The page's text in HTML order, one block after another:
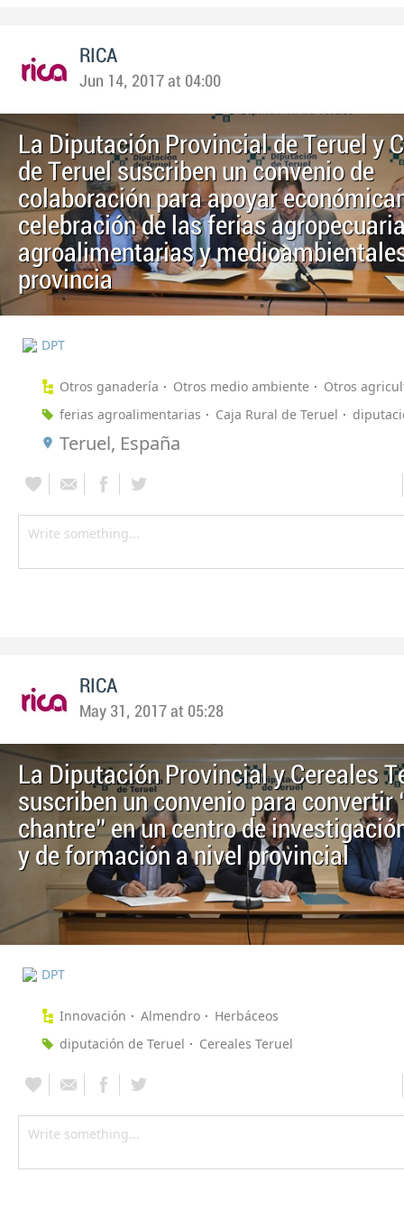
RICA
Jun 14, 2017 at 04:00
La Diputación Provincial de Teruel y
de Teruel suscriben un convenio de
colaboración para apoyar
celebración de las ferias
agroalimentarias y
provincia
DPT
Otros ganadería Otros medio ambiente
Otros
ferias agroalimentarias
Caja Rural de Teruel
Teruel, España
RICA
May 31, 2017 at 05:28
La Diputación Provincial y Cereales
suscriben un convenio para convertir
chantre” en un centro de
y de formación a nivel provincial
DPT
Innovación Almendro
Herbáceos
diputación de Teruel
Cereales Teruel